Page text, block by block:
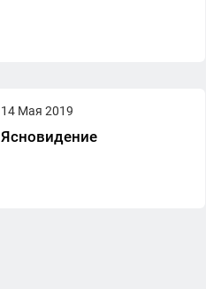
14 Мая 2019
Ясновидение